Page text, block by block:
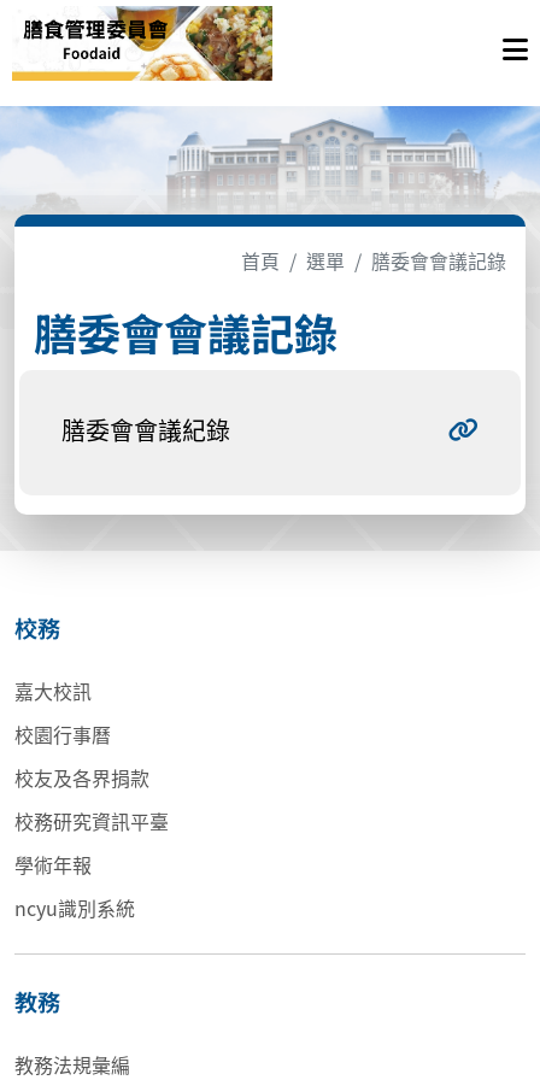
首頁 選單 膳委會會議記錄
膳委會會議記錄
膳委會會議紀錄
校務
嘉大校訊
校園行事曆
校友及各界捐款
校務研究資訊平臺
學術年報
ncyu識別系統
教務
教務法規彙編